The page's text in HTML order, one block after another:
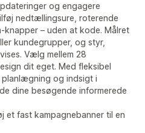
og engagere
nedtællingsure, roterende
– uden at kode. Målret
kundegrupper, og styr,
Vælg mellem 28
dit eget. Med fleksibel
planlægning og indsigt i
dine besøgende informerede
et fast kampagnebanner til en